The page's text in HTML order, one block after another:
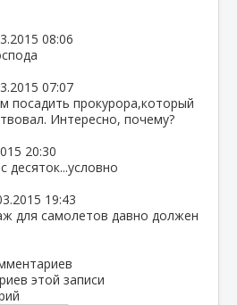
08:06
07:07
прокурора,который
Интересно, почему?
20:30
десяток...условно
19:43
для самолетов давно должен
этой записи